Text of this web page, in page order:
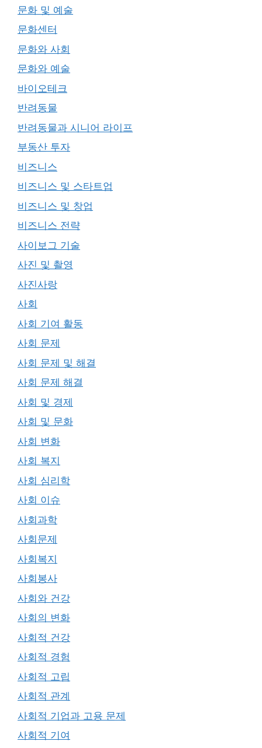
문화 및 예술
문화센터
문화와 사회
문화와 예술
바이오테크
반려동물
반려동물과 시니어 라이프
부동산 투자
비즈니스
비즈니스 및 스타트업
비즈니스 및 창업
비즈니스 전략
사이보그 기술
사진 및 촬영
사진사랑
사회
사회 기여 활동
사회 문제
사회 문제 및 해결
사회 문제 해결
사회 및 경제
사회 및 문화
사회 변화
사회 복지
사회 심리학
사회 이슈
사회과학
사회문제
사회복지
사회봉사
사회와 건강
사회의 변화
사회적 건강
사회적 경험
사회적 고립
사회적 관계
사회적 기업과 고용 문제
사회적 기여